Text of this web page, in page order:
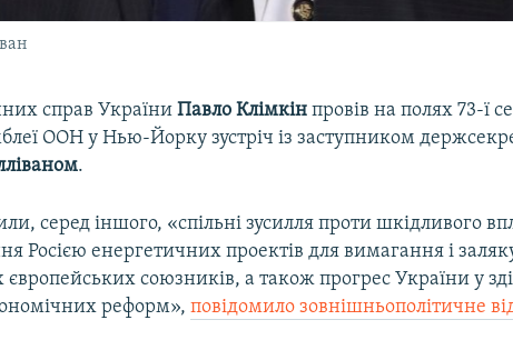
справ УкраїниПавло Клімкінпровів на полях 73-ї
ООН у Нью-Йорку зустріч із заступником
.
серед іншого, «спільні зусилля проти шкідливого
Росією енергетичних проектів для вимагання і
союзників, а також прогрес України у
реформ»,повідомило зовнішньополітичне